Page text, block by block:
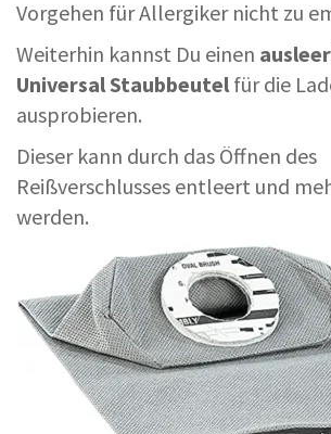
Vorgehen für Allergiker nicht zu
Weiterhin kannst Du einen
Universal Staubbeutel für die
ausprobieren.
Dieser kann durch das Öffnen des
Reißverschlusses entleert und
werden.